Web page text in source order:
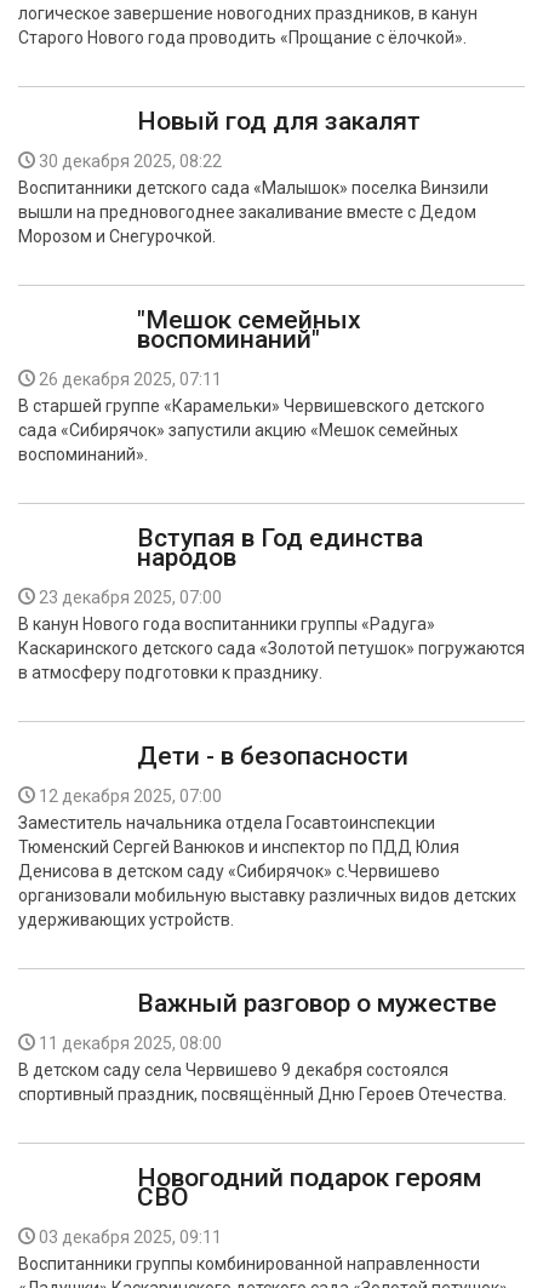
логическое завершение новогодних праздников, в канун
Старого Нового года проводить «Прощание с ёлочкой».
Новый год для закалят
30 декабря 2025, 08:22
Воспитанники детского сада «Малышок» поселка Винзили
вышли на предновогоднее закаливание вместе с Дедом
Морозом и Снегурочкой.
"Мешок семейных
воспоминаний"
26 декабря 2025, 07:11
В старшей группе «Карамельки» Червишевского детского
сада «Сибирячок» запустили акцию «Мешок семейных
воспоминаний».
Вступая в Год единства
народов
23 декабря 2025, 07:00
В канун Нового года воспитанники группы «Радуга»
Каскаринского детского сада «Золотой петушок» погружаются
в атмосферу подготовки к празднику.
Дети - в безопасности
12 декабря 2025, 07:00
Заместитель начальника отдела Госавтоинспекции
Тюменский Сергей Ванюков и инспектор по ПДД Юлия
Денисова в детском саду «Сибирячок» с.Червишево
организовали мобильную выставку различных видов детских
удерживающих устройств.
Важный разговор о мужестве
11 декабря 2025, 08:00
В детском саду села Червишево 9 декабря состоялся
спортивный праздник, посвящённый Дню Героев Отечества.
Новогодний подарок героям
СВО
03 декабря 2025, 09:11
Воспитанники группы комбинированной направленности